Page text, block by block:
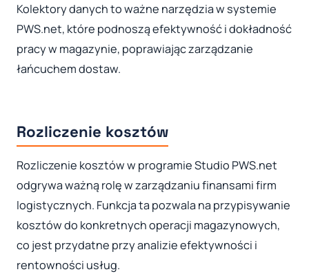
Kolektory danych to ważne narzędzia w systemie
PWS.net, które podnoszą efektywność i dokładność
pracy w magazynie, poprawiając zarządzanie
łańcuchem dostaw.
Rozliczenie kosztów
Rozliczenie kosztów w programie Studio PWS.net
odgrywa ważną rolę w zarządzaniu finansami firm
logistycznych. Funkcja ta pozwala na przypisywanie
kosztów do konkretnych operacji magazynowych,
co jest przydatne przy analizie efektywności i
rentowności usług.